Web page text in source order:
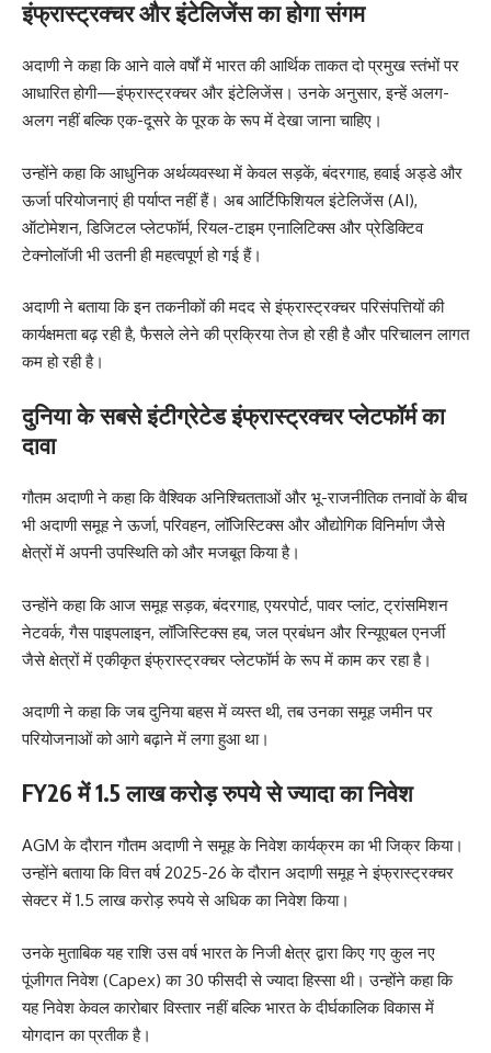
इंफ्रास्ट्रक्चर और इंटेलिजेंस का होगा संगम
अदाणी ने कहा कि आने वाले वर्षों में भारत की आर्थिक ताकत दो प्रमुख स्तंभों पर
आधारित होगी—इंफ्रास्ट्रक्चर और इंटेलिजेंस। उनके अनुसार, इन्हें अलग-
अलग नहीं बल्कि एक-दूसरे के पूरक के रूप में देखा जाना चाहिए।
उन्होंने कहा कि आधुनिक अर्थव्यवस्था में केवल सड़कें, बंदरगाह, हवाई अड्डे और
ऊर्जा परियोजनाएं ही पर्याप्त नहीं हैं। अब आर्टिफिशियल इंटेलिजेंस (AI),
ऑटोमेशन, डिजिटल प्लेटफॉर्म, रियल-टाइम एनालिटिक्स और प्रेडिक्टिव
टेक्नोलॉजी भी उतनी ही महत्वपूर्ण हो गई हैं।
अदाणी ने बताया कि इन तकनीकों की मदद से इंफ्रास्ट्रक्चर परिसंपत्तियों की
कार्यक्षमता बढ़ रही है, फैसले लेने की प्रक्रिया तेज हो रही है और परिचालन लागत
कम हो रही है।
दुनिया के सबसे इंटीग्रेटेड इंफ्रास्ट्रक्चर प्लेटफॉर्म का
दावा
गौतम अदाणी ने कहा कि वैश्विक अनिश्चितताओं और भू-राजनीतिक तनावों के बीच
भी अदाणी समूह ने ऊर्जा, परिवहन, लॉजिस्टिक्स और औद्योगिक विनिर्माण जैसे
क्षेत्रों में अपनी उपस्थिति को और मजबूत किया है।
उन्होंने कहा कि आज समूह सड़क, बंदरगाह, एयरपोर्ट, पावर प्लांट, ट्रांसमिशन
नेटवर्क, गैस पाइपलाइन, लॉजिस्टिक्स हब, जल प्रबंधन और रिन्यूएबल एनर्जी
जैसे क्षेत्रों में एकीकृत इंफ्रास्ट्रक्चर प्लेटफॉर्म के रूप में काम कर रहा है।
अदाणी ने कहा कि जब दुनिया बहस में व्यस्त थी, तब उनका समूह जमीन पर
परियोजनाओं को आगे बढ़ाने में लगा हुआ था।
FY26 में 1.5 लाख करोड़ रुपये से ज्यादा का निवेश
AGM के दौरान गौतम अदाणी ने समूह के निवेश कार्यक्रम का भी जिक्र किया।
उन्होंने बताया कि वित्त वर्ष 2025-26 के दौरान अदाणी समूह ने इंफ्रास्ट्रक्चर
सेक्टर में 1.5 लाख करोड़ रुपये से अधिक का निवेश किया।
उनके मुताबिक यह राशि उस वर्ष भारत के निजी क्षेत्र द्वारा किए गए कुल नए
पूंजीगत निवेश (Capex) का 30 फीसदी से ज्यादा हिस्सा थी। उन्होंने कहा कि
यह निवेश केवल कारोबार विस्तार नहीं बल्कि भारत के दीर्घकालिक विकास में
योगदान का प्रतीक है।